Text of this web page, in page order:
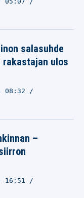
salasuhde
rakastajan ulos
08:32
–
16:51